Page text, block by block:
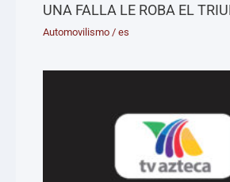
UNA FALLA LE ROBA EL
Automovilismo /es